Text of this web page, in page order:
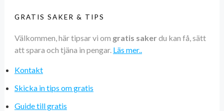
GRATIS SAKER & TIPS
Välkommen, här tipsar vi om gratis saker du kan få, sätt
att spara och tjäna in pengar. Läs mer..
Kontakt
Skicka in tips om gratis
Guide till gratis